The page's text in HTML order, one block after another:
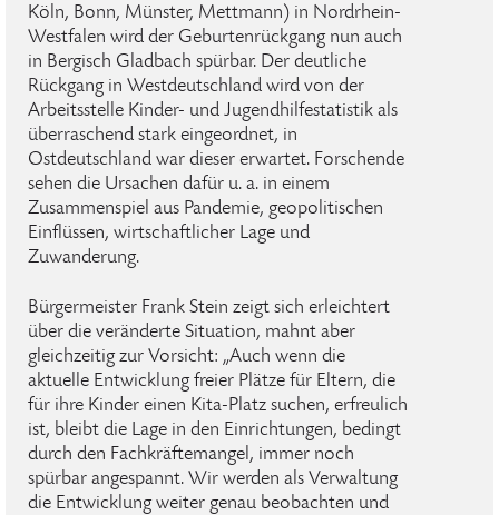
Köln, Bonn, Münster, Mettmann) in Nordrhein-
Westfalen wird der Geburtenrückgang nun auch
in Bergisch Gladbach spürbar. Der deutliche
Rückgang in Westdeutschland wird von der
Arbeitsstelle Kinder- und Jugendhilfestatistik als
überraschend stark eingeordnet, in
Ostdeutschland war dieser erwartet. Forschende
sehen die Ursachen dafür u. a. in einem
Zusammenspiel aus Pandemie, geopolitischen
Einflüssen, wirtschaftlicher Lage und
Zuwanderung.
Bürgermeister Frank Stein zeigt sich erleichtert
über die veränderte Situation, mahnt aber
gleichzeitig zur Vorsicht: „Auch wenn die
aktuelle Entwicklung freier Plätze für Eltern, die
für ihre Kinder einen Kita-Platz suchen, erfreulich
ist, bleibt die Lage in den Einrichtungen, bedingt
durch den Fachkräftemangel, immer noch
spürbar angespannt. Wir werden als Verwaltung
die Entwicklung weiter genau beobachten und